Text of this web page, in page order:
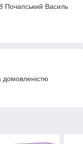
Почапський Василь
домовленістю